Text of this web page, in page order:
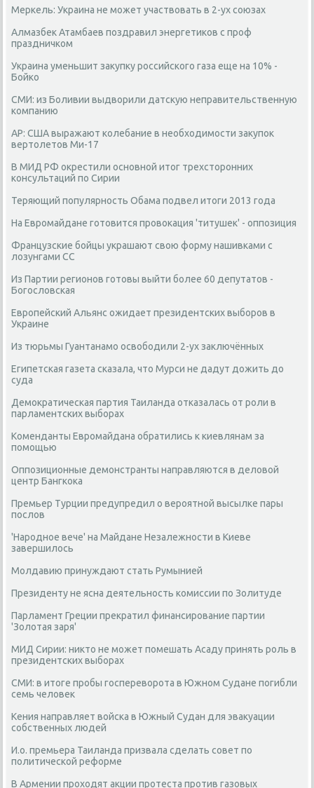
Меркель: Украина не может участвовать в 2-ух союзах
Алмазбек Атамбаев поздравил энергетиков с проф
праздничком
Украина уменьшит закупку российского газа еще на 10% -
Бойко
СМИ: из Боливии выдворили датскую неправительственную
компанию
AP: США выражают колебание в необходимости закупок
вертолетов Ми-17
В МИД РФ окрестили основной итог трехсторонних
консультаций по Сирии
Теряющий популярность Обама подвел итоги 2013 года
На Евромайдане готовится провокация 'титушек' - оппозиция
Французские бойцы украшают свою форму нашивками с
лозунгами СС
Из Партии регионов готовы выйти более 60 депутатов -
Богословская
Европейский Альянс ожидает президентских выборов в
Украине
Из тюрьмы Гуантанамо освободили 2-ух заключённых
Египетская газета сказала, что Мурси не дадут дожить до
суда
Демократическая партия Таиланда отказалась от роли в
парламентских выборах
Коменданты Евромайдана обратились к киевлянам за
помощью
Оппозиционные демонстранты направляются в деловой
центр Бангкока
Премьер Турции предупредил о вероятной высылке пары
послов
'Народное вече' на Майдане Незалежности в Киеве
завершилось
Молдавию принуждают стать Румынией
Президенту не ясна деятельность комиссии по Золитуде
Парламент Греции прекратил финансирование партии
'Золотая заря'
МИД Сирии: никто не может помешать Асаду принять роль в
президентских выборах
СМИ: в итоге пробы госпереворота в Южном Судане погибли
семь человек
Кения направляет войска в Южный Судан для эвакуации
собственных людей
И.о. премьера Таиланда призвала сделать совет по
политической реформе
В Армении проходят акции протеста против газовых